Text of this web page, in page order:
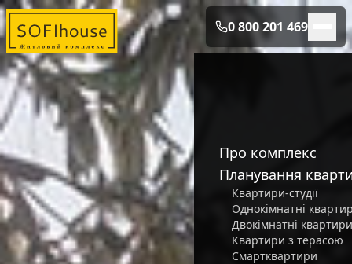
0 800 201 469
Про комплекс
Планування
Квартири-студії
Однокімнатні
Двокімнатні квартири
Квартири з терасою
Смартквартири